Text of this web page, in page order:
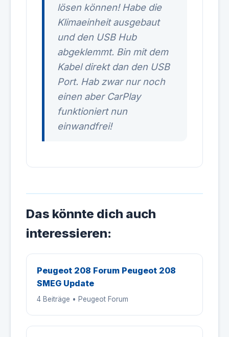
lösen können! Habe die
Klimaeinheit ausgebaut
und den USB Hub
abgeklemmt. Bin mit dem
Kabel direkt dan den USB
Port. Hab zwar nur noch
einen aber CarPlay
funktioniert nun
einwandfrei!
Das könnte dich auch
interessieren:
Peugeot 208 Forum Peugeot 208
SMEG Update
4 Beiträge • Peugeot Forum